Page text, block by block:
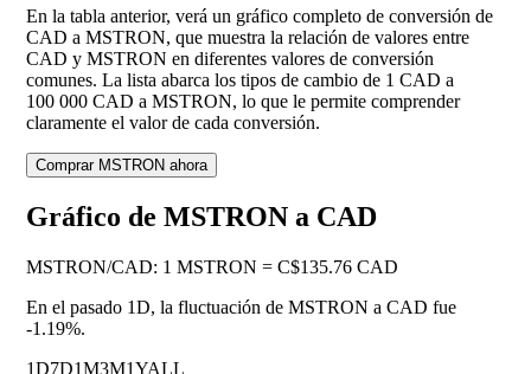
En la tabla anterior, verá un gráfico completo de conversión de
CAD a MSTRON, que muestra la relación de valores entre
CAD y MSTRON en diferentes valores de conversión
comunes. La lista abarca los tipos de cambio de 1 CAD a
100 000 CAD a MSTRON, lo que le permite comprender
claramente el valor de cada conversión.
Comprar MSTRON ahora
Gráfico de MSTRON a CAD
MSTRON/CAD: 1 MSTRON = C$135.76 CAD
En el pasado 1D, la fluctuación de MSTRON a CAD fue
-1.19%.
1D7D1M3M1YALL